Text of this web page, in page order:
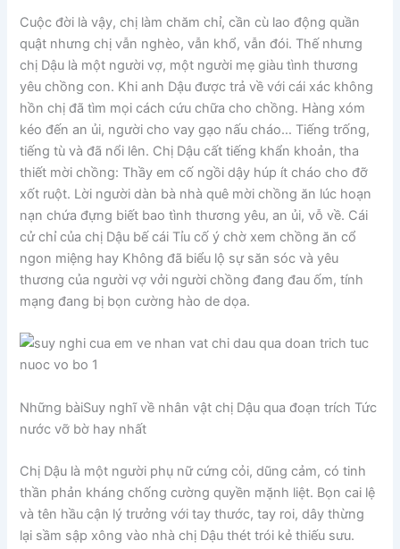
Cuộc đời là vậy, chị làm chăm chỉ, cần cù lao động quần
quật nhưng chị vẫn nghèo, vẫn khổ, vẫn đói. Thế nhưng
chị Dậu là một người vợ, một người mẹ giàu tình thương
yêu chồng con. Khi anh Dậu được trả về với cái xác không
hồn chị đã tìm mọi cách cứu chữa cho chồng. Hàng xóm
kéo đến an ủi, người cho vay gạo nấu cháo… Tiếng trống,
tiếng tù và đã nổi lên. Chị Dậu cất tiếng khẩn khoản, tha
thiết mời chồng: Thầy em cố ngồi dậy húp ít cháo cho đỡ
xốt ruột. Lời người dàn bà nhà quê mời chồng ăn lúc hoạn
nạn chứa đựng biết bao tình thương yêu, an ủi, vỗ về. Cái
cử chỉ của chị Dậu bế cái Tỉu cố ý chờ xem chồng ăn cổ
ngon miệng hay Không đã biểu lộ sự săn sóc và yêu
thương của người vợ vởi người chồng đang đau ốm, tính
mạng đang bị bọn cường hào de dọa.
Những bàiSuy nghĩ về nhân vật chị Dậu qua đoạn trích Tức
nước vỡ bờ hay nhất
Chị Dậu là một người phụ nữ cứng cỏi, dũng cảm, có tinh
thần phản kháng chống cường quyền mặnh liệt. Bọn cai lệ
và tên hầu cận lý trưởng với tay thước, tay roi, dây thừng
lại sầm sập xông vào nhà chị Dậu thét trói kẻ thiếu sưu.